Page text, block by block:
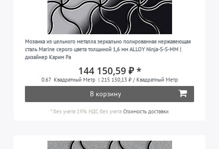
Мозаика из цельного металла зеркально полированная нержавеющая
сталь Marine серого цвета толщиной 1,6 мм ALLOY Ninja-S-S-MM |
дизайнер Карим Ра
144 150,59 ₽ *
0.67 Квадратный Метр | 215 150,13 ₽ / Квадратный Метр
В корзину
*без учета 19% НДС без учета Стоимость доставки